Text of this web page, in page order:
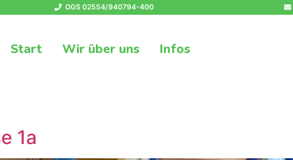
OGS 02554/940794-400
Start Wir über uns Infos
1a